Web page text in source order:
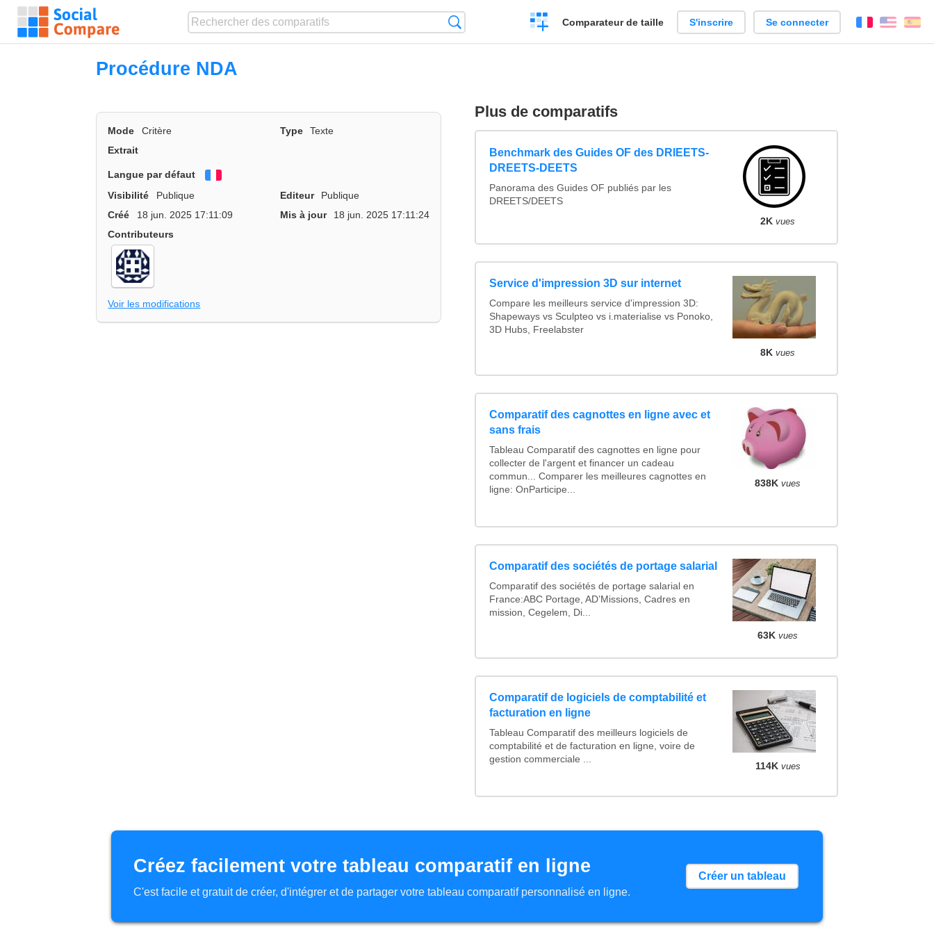
Créer
un
Comparateur de taille S'inscrire Se connecter FrançaisEnglish
Procédure NDA
Mode Critère Type
Texte
Extrait
Langue par défaut
Visibilité
Publique Editeur
Publique
Créé
18 jun. 2025 17:11:09 Mis à jour
18 jun. 2025 17:11:24
Contributeurs
Voir les modifications
Plus de comparatifs
Benchmark des Guides OF des DRIEETS-
DREETS-DEETS
Panorama des Guides OF publiés par les
DREETS/DEETS
2K vues
Service d'impression 3D sur internet
Compare les meilleurs service d'impression 3D:
Shapeways vs Sculpteo vs i.materialise vs Ponoko,
3D Hubs, Freelabster
8K vues
Comparatif des cagnottes en ligne avec et
sans frais
Tableau Comparatif des cagnottes en ligne pour
collecter de l'argent et financer un cadeau
commun... Comparer les meilleures cagnottes en
ligne: OnParticipe...
838K vues
Comparatif des sociétés de portage salarial
Comparatif des sociétés de portage salarial en
France:ABC Portage, AD’Missions, Cadres en
mission, Cegelem, Di...
63K vues
Comparatif de logiciels de comptabilité et
facturation en ligne
Tableau Comparatif des meilleurs logiciels de
comptabilité et de facturation en ligne, voire de
gestion commerciale ...
114K vues
Créez facilement votre tableau comparatif en ligne
C'est facile et gratuit de créer, d'intégrer et de partager votre tableau comparatif personnalisé en ligne.
Créer un tableau